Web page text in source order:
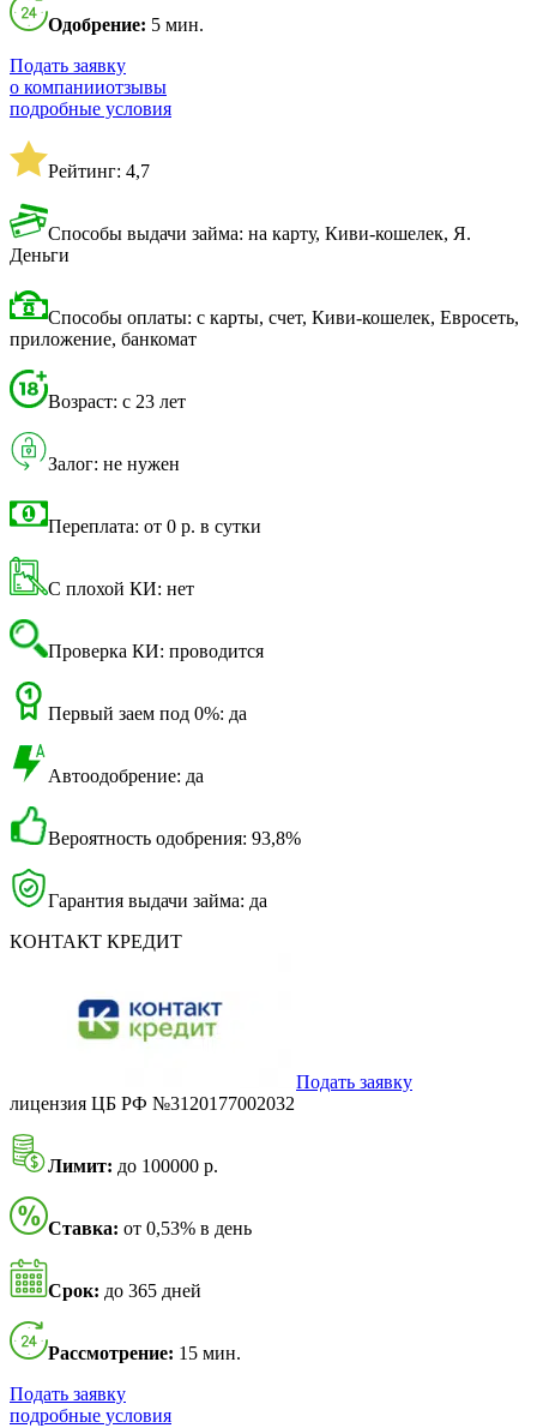
Одобрение: 5 мин.
Подать заявку
о компанииотзывы
подробные условия
Рейтинг: 4,7
Способы выдачи займа: на карту, Киви-кошелек, Я.
Деньги
Способы оплаты: с карты, счет, Киви-кошелек, Евросеть,
приложение, банкомат
Возраст: с 23 лет
Залог: не нужен
Переплата: от 0 р. в сутки
С плохой КИ: нет
Проверка КИ: проводится
Первый заем под 0%: да
Автоодобрение: да
Вероятность одобрения: 93,8%
Гарантия выдачи займа: да
КОНТАКТ КРЕДИТ
Подать заявку
лицензия ЦБ РФ №3120177002032
Лимит: до 100000 р.
Ставка: от 0,53% в день
Срок: до 365 дней
Рассмотрение: 15 мин.
Подать заявку
подробные условия